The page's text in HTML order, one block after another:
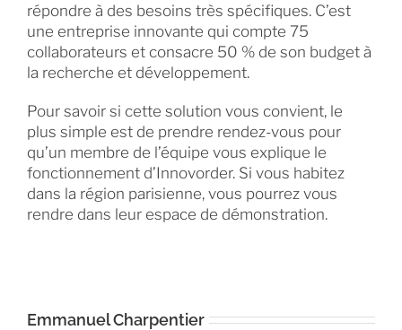
répondre à des besoins très spécifiques. C’est
une entreprise innovante qui compte 75
collaborateurs et consacre 50 % de son budget à
la recherche et développement.
Pour savoir si cette solution vous convient, le
plus simple est de prendre rendez-vous pour
qu’un membre de l’équipe vous explique le
fonctionnement d’Innovorder. Si vous habitez
dans la région parisienne, vous pourrez vous
rendre dans leur espace de démonstration.
Emmanuel Charpentier